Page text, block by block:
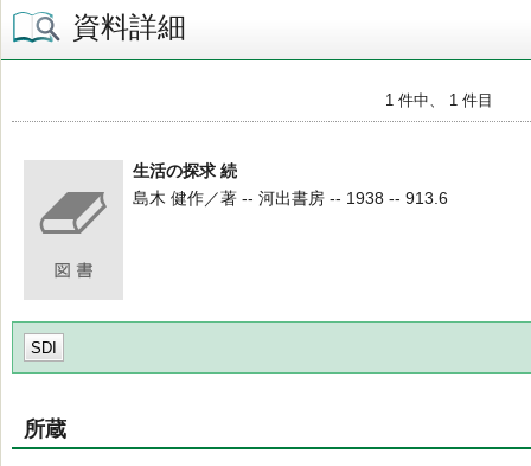
資料詳細
1 件中、 1 件目
生活の探求 続
島木 健作／著 -- 河出書房 -- 1938 -- 913.6
SDI
所蔵